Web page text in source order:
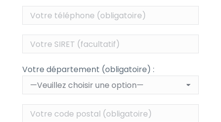
Votre département (obligatoire) :